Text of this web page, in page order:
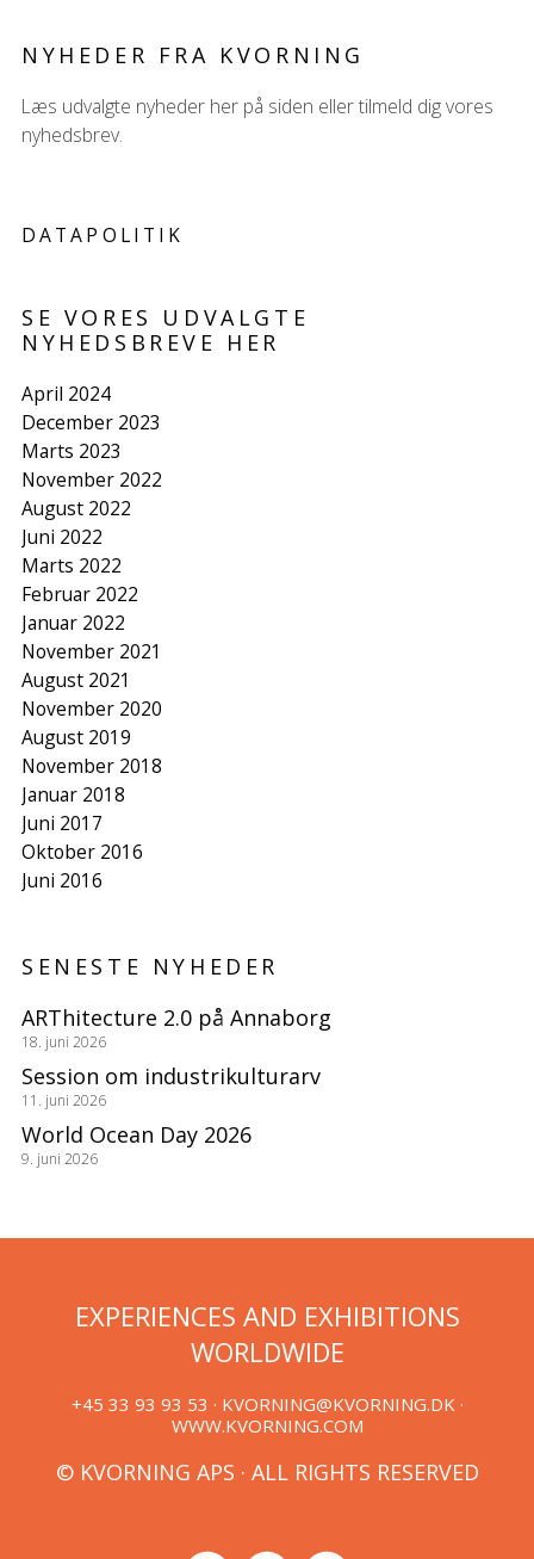
NYHEDER FRA KVORNING
Læs udvalgte nyheder her på siden eller tilmeld dig vores
nyhedsbrev.
DATAPOLITIK
SE VORES UDVALGTE
NYHEDSBREVE HER
April 2024
December 2023
Marts 2023
November 2022
August 2022
Juni 2022
Marts 2022
Februar 2022
Januar 2022
November 2021
August 2021
November 2020
August 2019
November 2018
Januar 2018
Juni 2017
Oktober 2016
Juni 2016
SENESTE NYHEDER
ARThitecture 2.0 på Annaborg
18. juni 2026
Session om industrikulturarv
11. juni 2026
World Ocean Day 2026
9. juni 2026
EXPERIENCES AND EXHIBITIONS
WORLDWIDE
+45 33 93 93 53 · KVORNING@KVORNING.DK·
WWW.KVORNING.COM
© KVORNING APS · ALL RIGHTS RESERVED